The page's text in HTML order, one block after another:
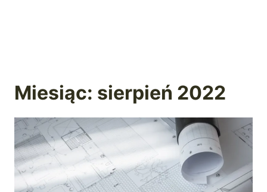
Miesiąc: sierpień 2022